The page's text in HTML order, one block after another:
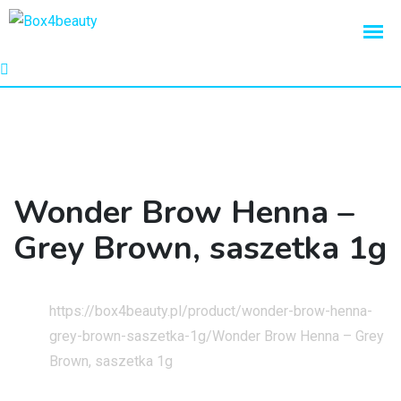
Wonder Brow Henna –
Grey Brown, saszetka 1g
https://box4beauty.pl/product/wonder-brow-henna-
grey-brown-saszetka-1g/Wonder Brow Henna – Grey
Brown, saszetka 1g